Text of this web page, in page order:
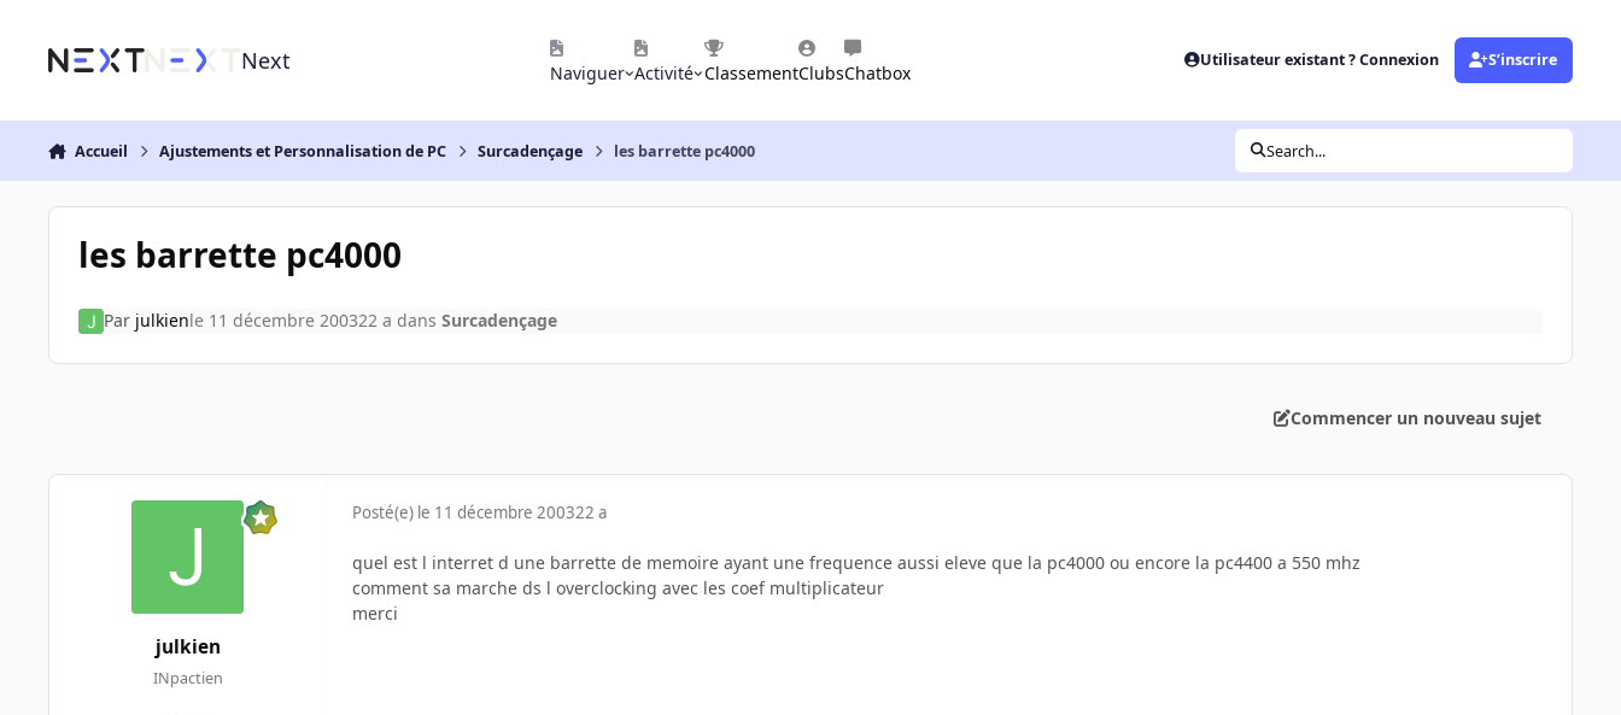
Next Naviguer Activité ClassementClubsChatbox
Utilisateur existant ? Connexion S’inscrire
Accueil Ajustements et Personnalisation de PC Surcadençage les barrette pc4000 Search...
les barrette pc4000
Par julkienle 11 décembre 200322 a dans Surcadençage
Commencer un nouveau sujet
julkien
INpactien
Posté(e) le 11 décembre 200322 a
quel est l interret d une barrette de memoire ayant une frequence aussi eleve que la pc4000 ou encore la pc4400 a 550 mhz
comment sa marche ds l overclocking avec les coef multiplicateur
merci